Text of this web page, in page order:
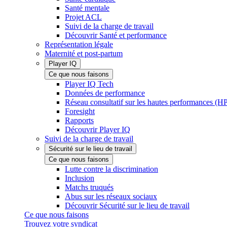
Santé mentale
Projet ACL
Suivi de la charge de travail
Découvrir Santé et performance
Représentation légale
Maternité et post-partum
Player IQ
Ce que nous faisons
Player IQ Tech
Données de performance
Réseau consultatif sur les hautes performances
Foresight
Rapports
Découvrir Player IQ
Suivi de la charge de travail
Sécurité sur le lieu de travail
Ce que nous faisons
Lutte contre la discrimination
Inclusion
Matchs truqués
Abus sur les réseaux sociaux
Découvrir Sécurité sur le lieu de travail
Ce que nous faisons
Trouvez votre syndicat